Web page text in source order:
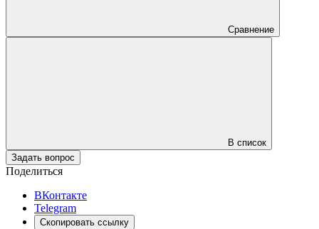
Сравнение
В список
Задать вопрос
Поделиться
ВКонтакте
Telegram
Скопировать ссылку